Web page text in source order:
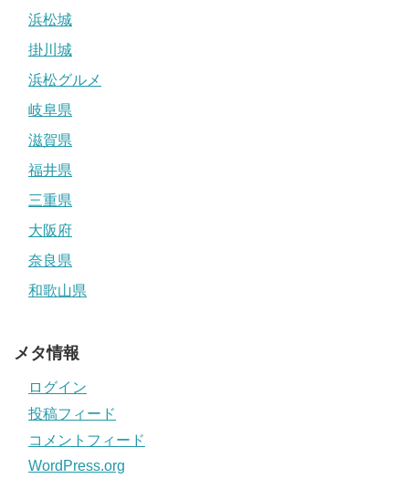
浜松城
掛川城
浜松グルメ
岐阜県
滋賀県
福井県
三重県
大阪府
奈良県
和歌山県
メタ情報
ログイン
投稿フィード
コメントフィード
WordPress.org